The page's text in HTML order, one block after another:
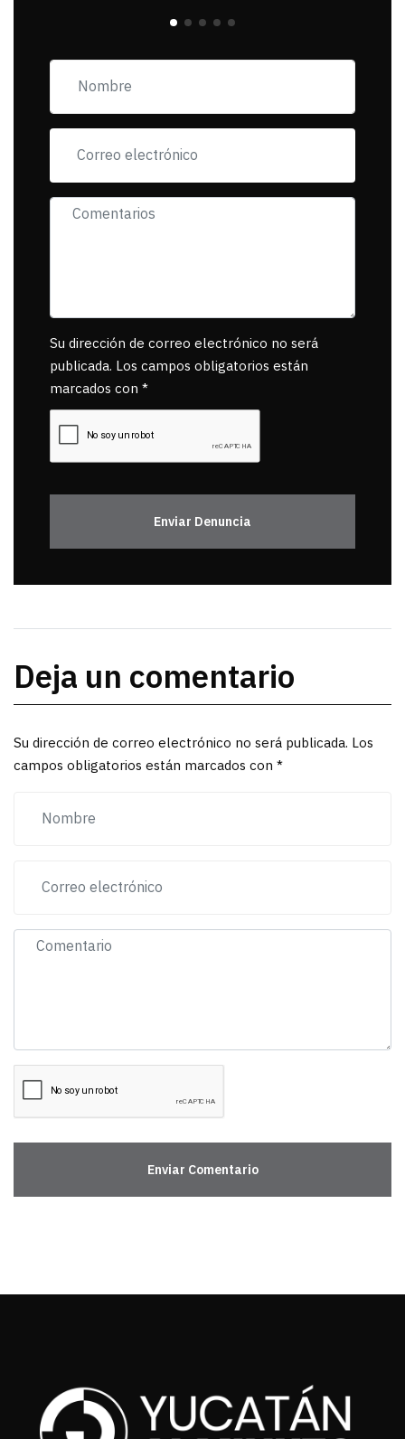
pancartas de
exigiendo al asesino
muerta.
Su dirección de correo electrónico no será
publicada. Los campos obligatorios están
marcados con *
Enviar Denuncia
Deja un comentario
Su dirección de correo electrónico no será publicada. Los
campos obligatorios están marcados con *
Enviar Comentario